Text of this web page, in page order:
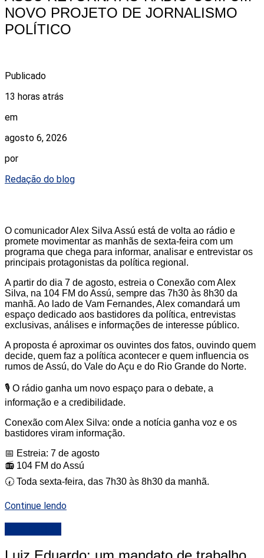
NOVO PROJETO DE JORNALISMO
POLÍTICO
Publicado
13 horas atrás
em
agosto 6, 2026
por
Redação do blog
O comunicador Alex Silva Assú está de volta ao rádio e
promete movimentar as manhãs de sexta-feira com um
programa que chega para informar, analisar e entrevistar os
principais protagonistas da política regional.
A partir do dia 7 de agosto, estreia o Conexão com Alex
Silva, na 104 FM do Assú, sempre das 7h30 às 8h30 da
manhã. Ao lado de Vam Fernandes, Alex comandará um
espaço dedicado aos bastidores da política, entrevistas
exclusivas, análises e informações de interesse público.
A proposta é aproximar os ouvintes dos fatos, ouvindo quem
decide, quem faz a política acontecer e quem influencia os
rumos de Assú, do Vale do Açu e do Rio Grande do Norte.
🎙️ O rádio ganha um novo espaço para o debate, a
informação e a credibilidade.
Conexão com Alex Silva: onde a notícia ganha voz e os
bastidores viram informação.
📅 Estreia: 7 de agosto
📻 104 FM do Assú
🕢 Toda sexta-feira, das 7h30 às 8h30 da manhã.
Continue lendo